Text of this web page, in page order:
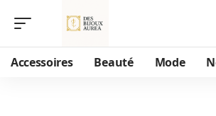
Accessoires Beauté Mode